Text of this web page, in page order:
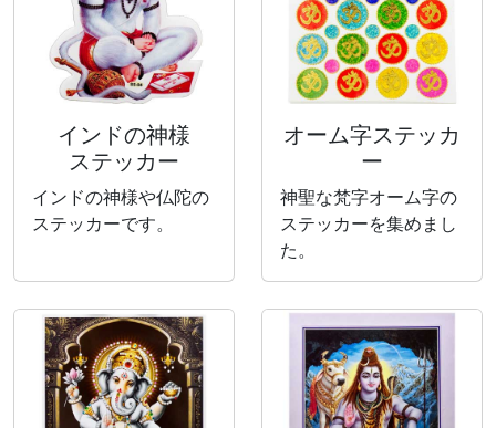
インドの神様
ステッカー
インドの神様や仏陀の
ステッカーです。
オーム字ステッカ
ー
神聖な梵字オーム字の
ステッカーを集めまし
た。